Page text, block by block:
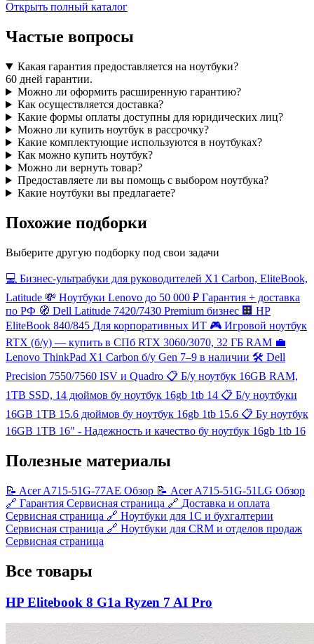
Открыть полный каталог
Частые вопросы
Какая гарантия предоставляется на ноутбуки?
60 дней гарантии.
Можно ли оформить расширенную гарантию?
Как осуществляется доставка?
Какие формы оплаты доступны для юридических лиц?
Можно ли купить ноутбук в рассрочку?
Какие комплектующие используются в ноутбуках?
Как можно купить ноутбук?
Можно ли вернуть товар?
Предоставляете ли вы помощь с выбором ноутбука?
Какие ноутбуки вы предлагаете?
Похожие подборки
Выберите другую подборку под свои задачи
💻 Бизнес-ультрабуки для руководителей X1 Carbon, EliteBook,
Latitude 💸 Ноутбуки Lenovo до 50 000 ₽ Гарантия + доставка
по РФ 🧭 Dell Latitude 7420/7430 Premium бизнес 🏢 HP
EliteBook 840/845 Для корпоративных ИТ 🎮 Игровой ноутбук
RTX (б/у) — купить в СПб RTX 3060/3070, 32 ГБ RAM 💼
Lenovo ThinkPad X1 Carbon б/у Gen 7–9 в наличии 🛠️ Dell
Precision 7550/7560 ISV и Quadro 📋 Б/у ноутбук 16GB RAM,
1TB SSD, 14 дюймов бу ноутбук 16gb 1tb 14 📋 Б/у ноутбуки
16GB 1TB 15.6 дюймов бу ноутбук 16gb 1tb 15.6 📋 Бу ноутбук
16GB 1TB 16" - Надежность и качество бу ноутбук 16gb 1tb 16
Полезные материалы
📝 Acer A715-51G-77AE Обзор 📝 Acer A715-51G-51LG Обзор
🔗 Гарантия Сервисная страница 🔗 Доставка и оплата
Сервисная страница 🔗 Ноутбуки для 1С и бухгалтерии
Сервисная страница 🔗 Ноутбуки для CRM и отделов продаж
Сервисная страница
Все товары
HP Elitebook 8 G1a Ryzen 7 AI Pro